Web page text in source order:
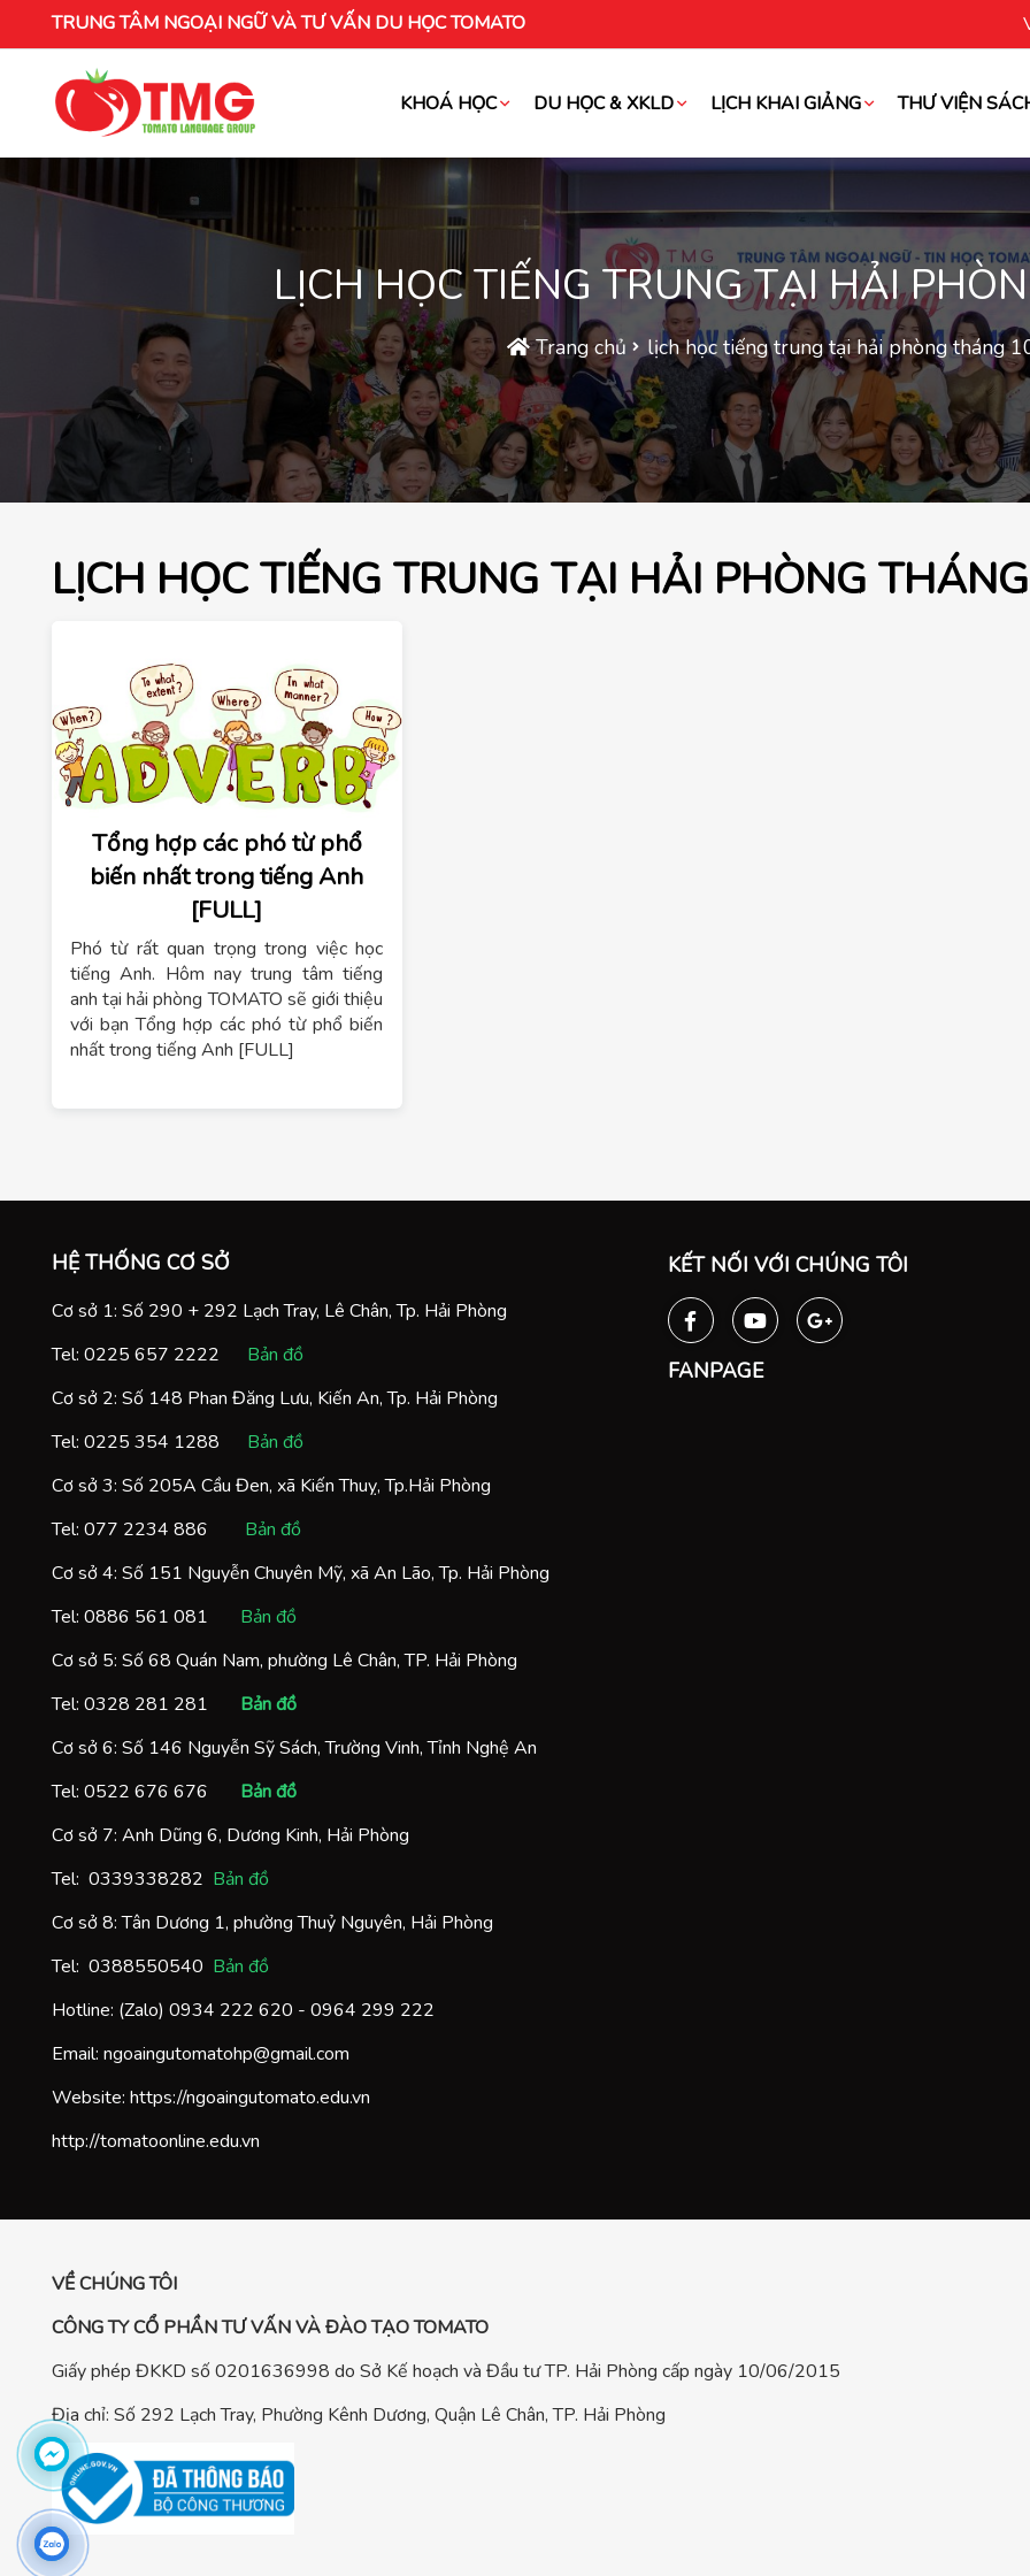
TRUNG TÂM NGOẠI NGỮ VÀ TƯ VẤN DU HỌC TOMATO
KHOÁ HỌC DU HỌC & XKLD LỊCH KHAI GIẢNG THƯ VIỆN
LỊCH HỌC TIẾNG TRUNG TẠI HẢI
Trang chủ lịch học tiếng trung tại hải phòng tháng
LỊCH HỌC TIẾNG TRUNG TẠI HẢI PHÒNG
Tổng hợp các phó từ phổ
biến nhất trong tiếng Anh
[FULL]
Phó từ rất quan trọng trong việc học
tiếng Anh. Hôm nay trung tâm tiếng
anh tại hải phòng TOMATO sẽ giới thiệu
với bạn Tổng hợp các phó từ phổ biến
nhất trong tiếng Anh [FULL]
HỆ THỐNG CƠ SỞ
Cơ sở 1: Số 290 + 292 Lạch Tray, Lê Chân, Tp. Hải Phòng
Tel: 0225 657 2222
Bản đồ
Cơ sở 2: Số 148 Phan Đăng Lưu, Kiến An, Tp. Hải Phòng
Tel: 0225 354 1288
Bản đồ
Cơ sở 3: Số 205A Cầu Đen, xã Kiến Thuỵ, Tp.Hải Phòng
Tel: 077 2234 886
Bản đồ
Cơ sở 4: Số 151 Nguyễn Chuyên Mỹ, xã An Lão, Tp. Hải Phòng
Tel: 0886 561 081
Bản đồ
Cơ sở 5: Số 68 Quán Nam, phường Lê Chân, TP. Hải Phòng
Tel: 0328 281 281
Bản đồ
Cơ sở 6: Số 146 Nguyễn Sỹ Sách, Trường Vinh, Tỉnh Nghệ An
Tel: 0522 676 676
Bản đồ
Cơ sở 7: Anh Dũng 6, Dương Kinh, Hải Phòng
Tel: 0339338282 Bản đồ
Cơ sở 8: Tân Dương 1, phường Thuỷ Nguyên, Hải Phòng
Tel: 0388550540 Bản đồ
Hotline: (Zalo) 0934 222 620 - 0964 299 222
Email: ngoaingutomatohp@gmail.com
Website: https://ngoaingutomato.edu.vn
http://tomatoonline.edu.vn
KẾT NỐI VỚI CHÚNG TÔI
FANPAGE
VỀ CHÚNG TÔI
CÔNG TY CỔ PHẦN TƯ VẤN VÀ ĐÀO TẠO TOMATO
Giấy phép ĐKKD số 0201636998 do Sở Kế hoạch và Đầu tư TP. Hải Phòng cấp ngày 10/06/2015
Địa chỉ: Số 292 Lạch Tray, Phường Kênh Dương, Quận Lê Chân, TP. Hải Phòng